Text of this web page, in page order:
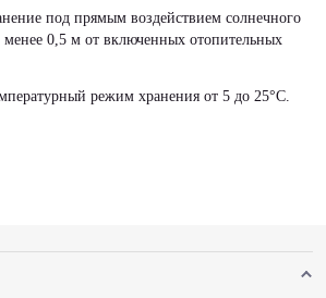
под прямым воздействием солнечного
менее 0,5 м от включенных отопительных
режим хранения от 5 до 25°С.